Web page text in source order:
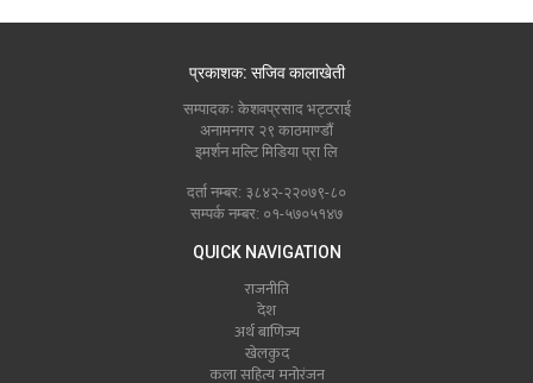
प्रकाशक: सजिव कालाखेती
सम्पादकः केशवप्रसाद भट्टराई
अनामनगर २९ काठमाण्डौं
इमर्शन मल्टि मिडिया प्रा लि
दर्ता नम्बर: ३८४२-२२०७९-८०
सम्पर्क नम्बर: ०१-५७०५१४७
QUICK NAVIGATION
राजनीति
देश
अर्थ बाणिज्य
खेलकुद
कला सहित्य मनोरंजन